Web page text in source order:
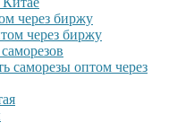
через биржу
через биржу
саморезы оптом через